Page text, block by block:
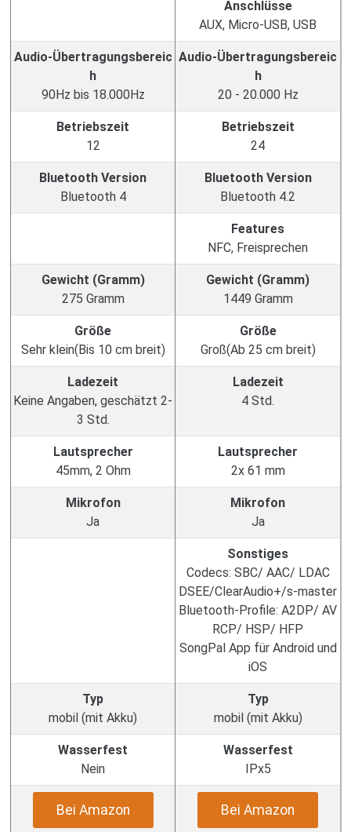
Anschlüsse
AUX, Micro-USB, USB
Audio-Übertragungsbereic
h
90Hz bis 18.000Hz
Audio-Übertragungsbereic
h
20 - 20.000 Hz
Betriebszeit
12
Betriebszeit
24
Bluetooth Version
Bluetooth 4
Bluetooth Version
Bluetooth 4.2
Features
NFC, Freisprechen
Gewicht (Gramm)
275 Gramm
Gewicht (Gramm)
1449 Gramm
Größe
Sehr klein(Bis 10 cm breit)
Größe
Groß(Ab 25 cm breit)
Ladezeit
Keine Angaben, geschätzt 2-
3 Std.
Ladezeit
4 Std.
Lautsprecher
45mm, 2 Ohm
Lautsprecher
2x 61 mm
Mikrofon
Ja
Mikrofon
Ja
Sonstiges
Codecs: SBC/ AAC/ LDAC
DSEE/ClearAudio+/s-master
Bluetooth-Profile: A2DP/ AV
RCP/ HSP/ HFP
SongPal App für Android und
iOS
Typ
mobil (mit Akku)
Typ
mobil (mit Akku)
Wasserfest
Nein
Wasserfest
IPx5
Bei Amazon Bei Amazon